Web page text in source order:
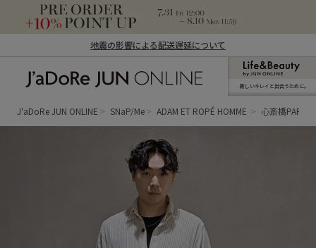
地震の影響による配送遅延について
ン オンライン）
新しいキレイと出合うために。
J'aDoRe JUN ONLINE SNaP/Me ADAM ET ROPÉ HOMME 心斎橋PARCO